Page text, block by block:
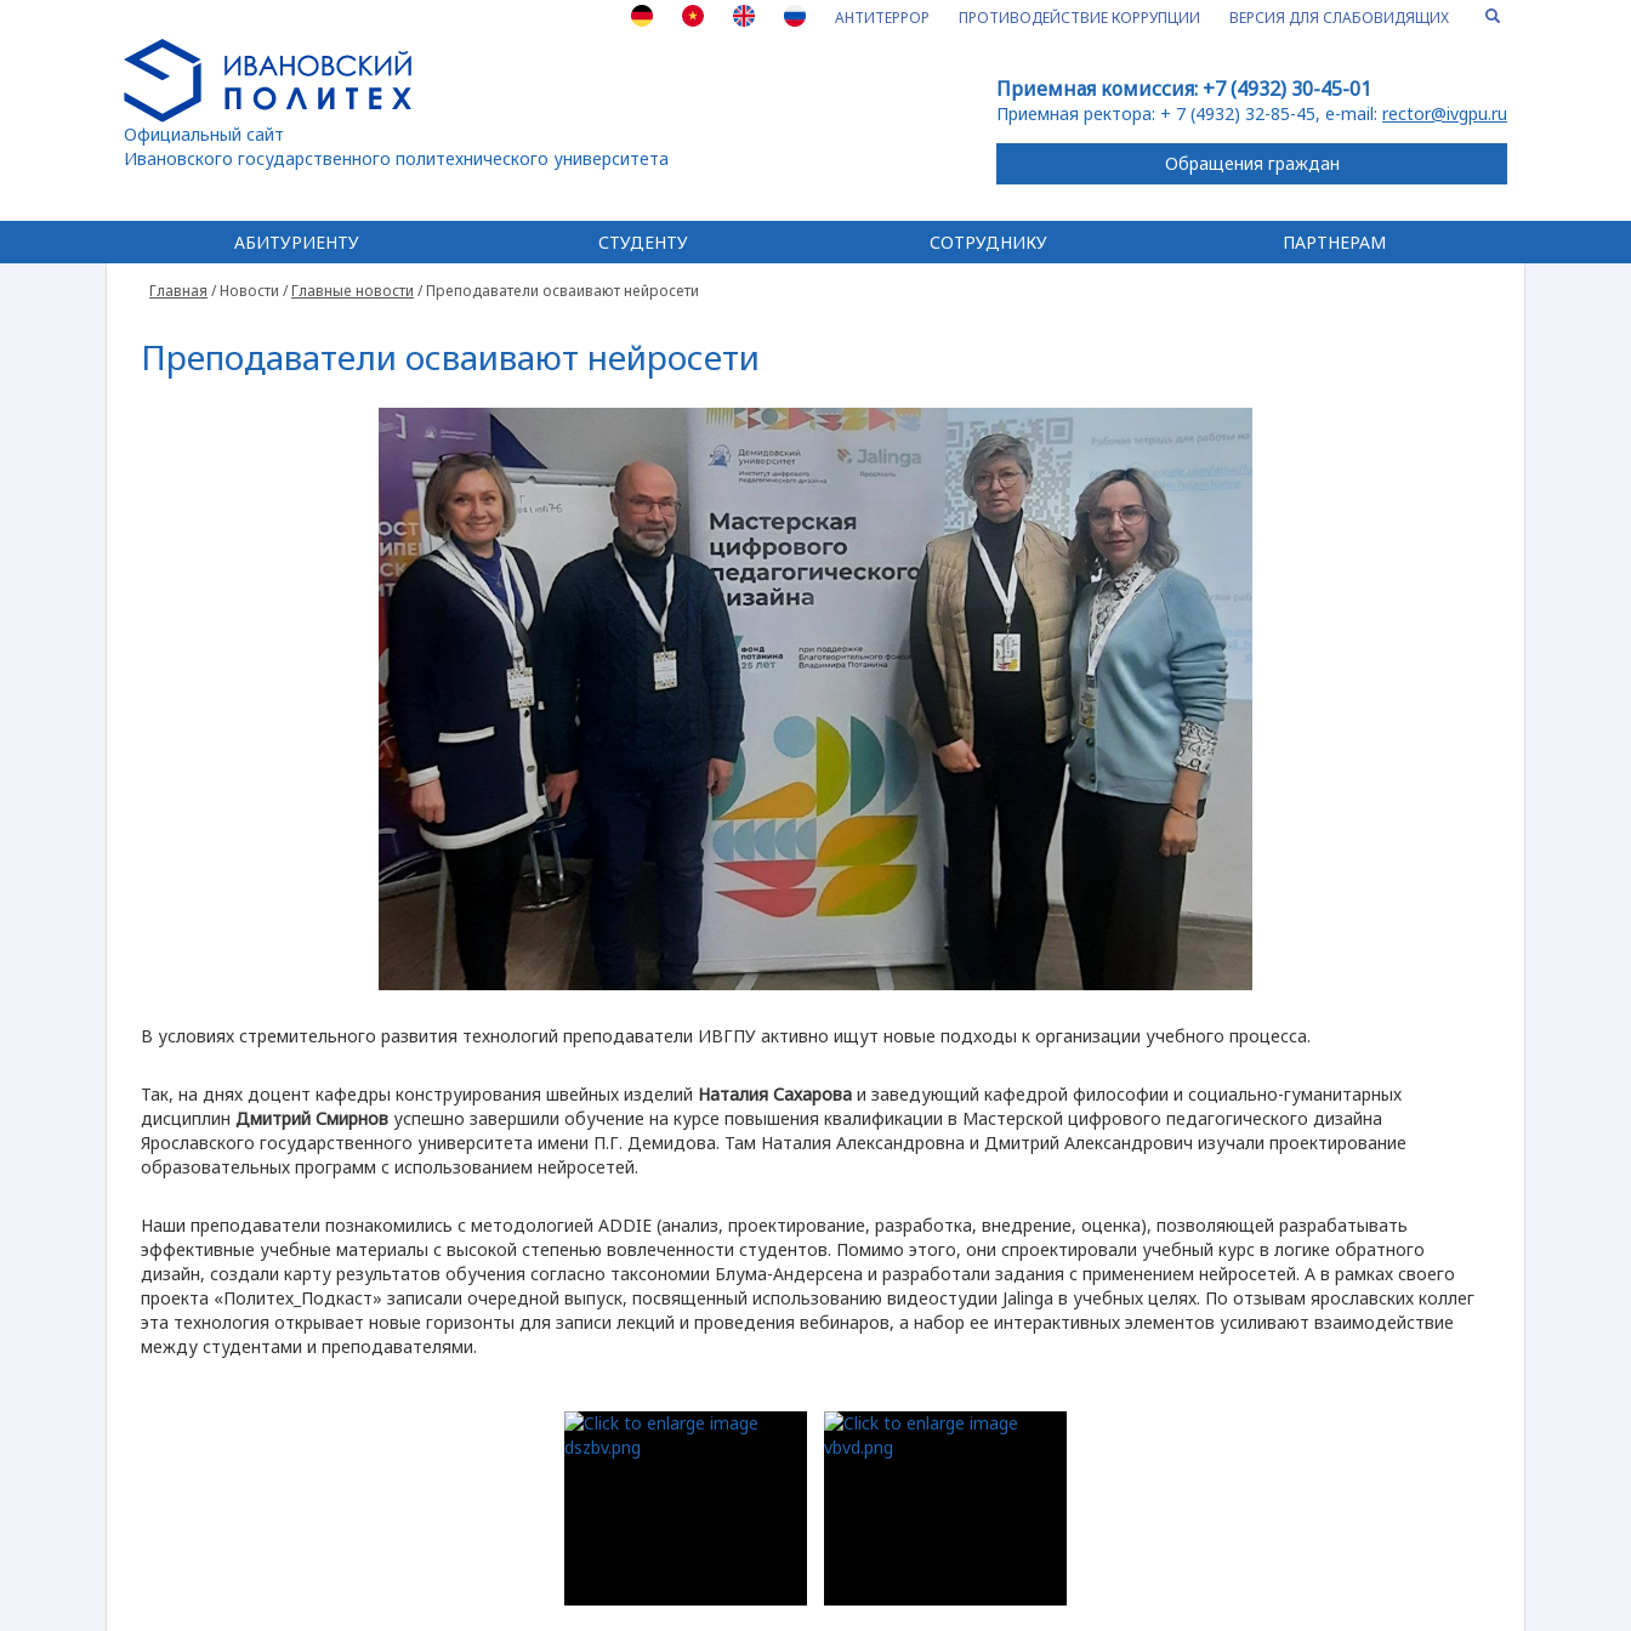
ВЕРСИЯ ДЛЯ СЛАБОВИДЯЩИХ
ПРОТИВОДЕЙСТВИЕ КОРРУПЦИИ
АНТИТЕРРОР
Официальный сайт
Ивановского государственного политехнического университета
Приемная комиссия: +7 (4932) 30-45-01
Приемная ректора: + 7 (4932) 32-85-45, e-mail: rector@ivgpu.ru
Обращения граждан
АБИТУРИЕНТУ СТУДЕНТУ СОТРУДНИКУ ПАРТНЕРАМ
Главная /Новости /Главные новости /Преподаватели осваивают нейросети
Преподаватели осваивают нейросети
В условиях стремительного развития технологий преподаватели ИВГПУ активно ищут новые подходы к организации учебного процесса.
Так, на днях доцент кафедры конструирования швейных изделий Наталия Сахарова и заведующий кафедрой философии и социально-гуманитарных
дисциплин Дмитрий Смирнов успешно завершили обучение на курсе повышения квалификации в Мастерской цифрового педагогического дизайна
Ярославского государственного университета имени П.Г. Демидова. Там Наталия Александровна и Дмитрий Александрович изучали проектирование
образовательных программ с использованием нейросетей.
Наши преподаватели познакомились с методологией ADDIE (анализ, проектирование, разработка, внедрение, оценка), позволяющей разрабатывать
эффективные учебные материалы с высокой степенью вовлеченности студентов. Помимо этого, они спроектировали учебный курс в логике обратного
дизайн, создали карту результатов обучения согласно таксономии Блума-Андерсена и разработали задания с применением нейросетей. А в рамках своего
проекта «Политех_Подкаст» записали очередной выпуск, посвященный использованию видеостудии Jalinga в учебных целях. По отзывам ярославских коллег
эта технология открывает новые горизонты для записи лекций и проведения вебинаров, а набор ее интерактивных элементов усиливают взаимодействие
между студентами и преподавателями.